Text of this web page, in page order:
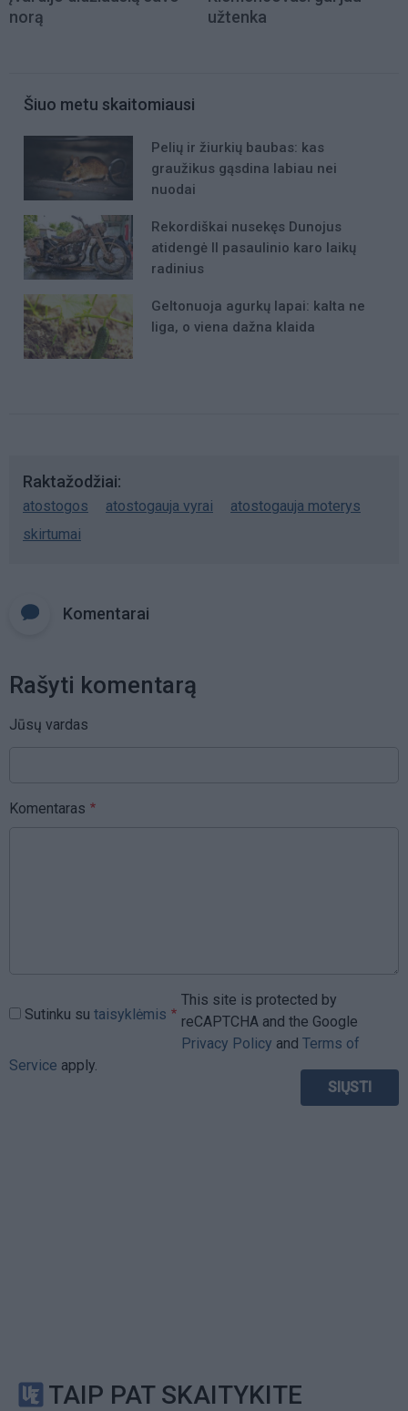
norą
užtenka
Šiuo metu skaitomiausi
Pelių ir žiurkių baubas: kas
graužikus gąsdina labiau nei
nuodai
Rekordiškai nusekęs Dunojus
atidengė II pasaulinio karo laikų
radinius
Geltonuoja agurkų lapai: kalta ne
liga, o viena dažna klaida
Raktažodžiai
atostogos atostogauja vyrai
atostogauja moterys
skirtumai
Komentarai
Rašyti komentarą
Jūsų vardas
Komentaras
Sutinku su taisyklėmis
This site is protected by
reCAPTCHA and the Google
Privacy Policy and Terms of
Service apply.
TAIP PAT SKAITYKITE